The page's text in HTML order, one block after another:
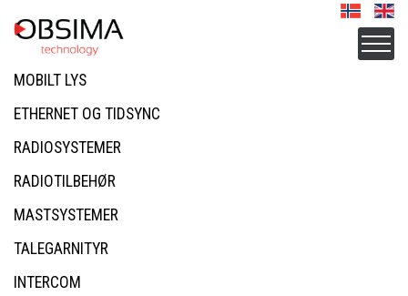
MOBILT LYS
ETHERNET OG TIDSYNC
RADIOSYSTEMER
RADIOTILBEHØR
MASTSYSTEMER
TALEGARNITYR
INTERCOM